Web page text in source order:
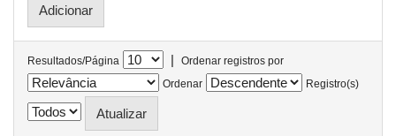
Resultados/Página |
Ordenar registros por
Ordenar
Registro(s)